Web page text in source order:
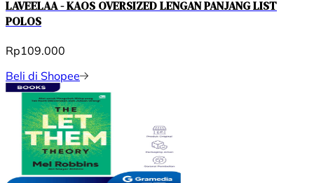
LAVEELAA - KAOS OVERSIZED LENGAN PANJANG LIST
POLOS
Rp109.000
Beli di Shopee